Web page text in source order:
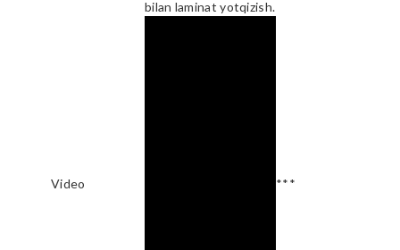
bilan laminat yotqizish.
Video ***